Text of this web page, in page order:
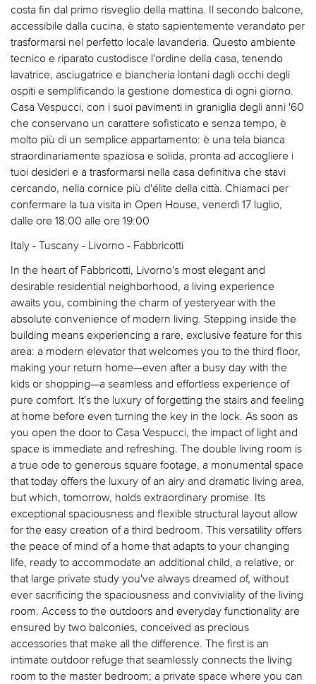
costa fin dal primo risveglio della mattina. Il secondo balcone,
accessibile dalla cucina, è stato sapientemente verandato per
trasformarsi nel perfetto locale lavanderia. Questo ambiente
tecnico e riparato custodisce l'ordine della casa, tenendo
lavatrice, asciugatrice e biancheria lontani dagli occhi degli
ospiti e semplificando la gestione domestica di ogni giorno.
Casa Vespucci, con i suoi pavimenti in graniglia degli anni '60
che conservano un carattere sofisticato e senza tempo, è
molto più di un semplice appartamento: è una tela bianca
straordinariamente spaziosa e solida, pronta ad accogliere i
tuoi desideri e a trasformarsi nella casa definitiva che stavi
cercando, nella cornice più d'élite della città. Chiamaci per
confermare la tua visita in Open House, venerdì 17 luglio,
dalle ore 18:00 alle ore 19:00
Italy - Tuscany - Livorno - Fabbricotti
In the heart of Fabbricotti, Livorno's most elegant and
desirable residential neighborhood, a living experience
awaits you, combining the charm of yesteryear with the
absolute convenience of modern living. Stepping inside the
building means experiencing a rare, exclusive feature for this
area: a modern elevator that welcomes you to the third floor,
making your return home—even after a busy day with the
kids or shopping—a seamless and effortless experience of
pure comfort. It's the luxury of forgetting the stairs and feeling
at home before even turning the key in the lock. As soon as
you open the door to Casa Vespucci, the impact of light and
space is immediate and refreshing. The double living room is
a true ode to generous square footage, a monumental space
that today offers the luxury of an airy and dramatic living area,
but which, tomorrow, holds extraordinary promise. Its
exceptional spaciousness and flexible structural layout allow
for the easy creation of a third bedroom. This versatility offers
the peace of mind of a home that adapts to your changing
life, ready to accommodate an additional child, a relative, or
that large private study you've always dreamed of, without
ever sacrificing the spaciousness and conviviality of the living
room. Access to the outdoors and everyday functionality are
ensured by two balconies, conceived as precious
accessories that make all the difference. The first is an
intimate outdoor refuge that seamlessly connects the living
room to the master bedroom; a private space where you can